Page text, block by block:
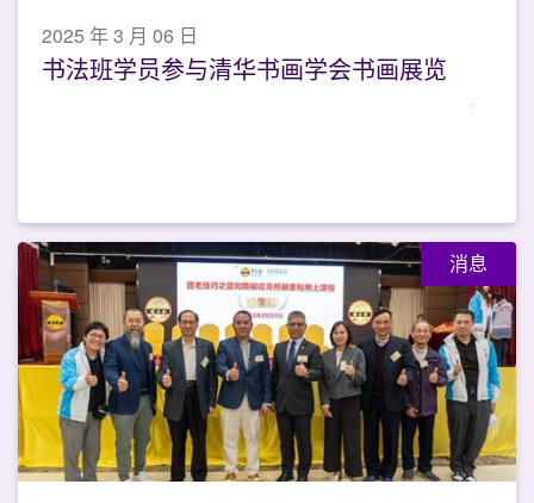
2025 年 3 月 06 日
书法班学员参与清华书画学会书画展览
消息